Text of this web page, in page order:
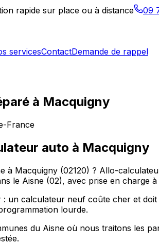
rapide sur place ou à distance 09
servicesContactDemande de rappel
à Macquigny
France
auto à Macquigny
à Macquigny (02120) ? Allo-
le Aisne (02), avec prise en charge
un calculateur neuf coûte cher et
lourde.
du Aisne où nous traitons les